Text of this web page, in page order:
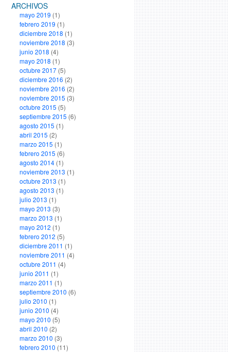
ARCHIVOS
mayo 2019 (1)
febrero 2019 (1)
diciembre 2018 (1)
noviembre 2018 (3)
junio 2018 (4)
mayo 2018 (1)
octubre 2017(5)
diciembre 2016 (2)
noviembre 2016 (2)
noviembre 2015 (3)
octubre 2015 (5)
septiembre 2015 (6)
agosto 2015 (1)
abril 2015 (2)
marzo 2015 (1)
febrero 2015 (6)
agosto 2014(1)
noviembre 2013 (1)
octubre 2013 (1)
agosto 2013 (1)
julio 2013 (1)
mayo 2013 (3)
marzo 2013 (1)
mayo 2012 (1)
febrero 2012 (5)
diciembre 2011 (1)
noviembre 2011 (4)
octubre 2011 (4)
junio 2011 (1)
marzo 2011 (1)
septiembre 2010 (6)
julio 2010 (1)
junio 2010 (4)
mayo 2010 (5)
abril 2010 (2)
marzo 2010 (3)
febrero 2010 (11)